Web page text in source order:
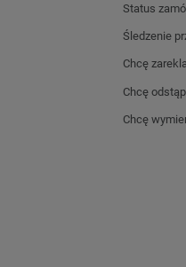
Status
Śledzenie
Chcę
Chcę
Chcę